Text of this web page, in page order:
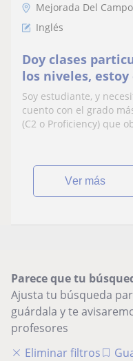
Mejorada Del
Inglés
Doy clases
los niveles,
Proficiency C2
Soy estudiante, y
cuento con el grado
(C2 o Proficiency) que
ver más
Parece que tu
Ajusta tu búsqueda
guárdala y te
profesores
Eliminar filtros